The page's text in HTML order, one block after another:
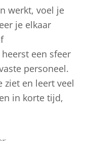
werkt, voel je
je elkaar
een sfeer
personeel.
ziet en leert veel
in korte tijd,